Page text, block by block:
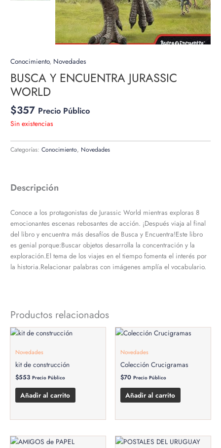
Conocimiento, Novedades
BUSCA Y ENCUENTRA JURASSIC
WORLD
$357 Precio Público
Sin existencias
Categorías:Conocimiento, Novedades
Descripción
Conoce a los protagonistas de Jurassic World mientras exploras 8
emocionantes escenas rebosantes de acción. ¡Después viaja al final
del libro y encuentra más desafíos de Busca y Encuentra!Este libro
es genial porque:Buscar objetos desarrolla la concentración y la
exploración.El tema de los viajes en el tiempo fomenta el interés por
la historia.Relacionar palabras con imágenes amplía el vocabulario.
Productos relacionados
Novedades
kit de construcción
$553 Precio Público
Añadir al carrito
Novedades
Colección Crucigramas
$70 Precio Público
Añadir al carrito